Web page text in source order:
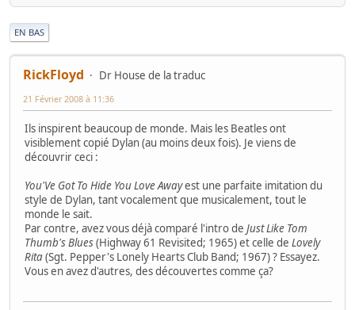
EN BAS
RickFloyd Dr House de la traduc
21 Février 2008 à 11:36
Ils inspirent beaucoup de monde. Mais les Beatles ont
visiblement copié Dylan (au moins deux fois). Je viens de
découvrir ceci :
You'Ve Got To Hide You Love Awayest une parfaite imitation du
style de Dylan, tant vocalement que musicalement, tout le
monde le sait.
Par contre, avez vous déjà comparé l'intro de Just Like Tom
Thumb's Blues(Highway 61 Revisited; 1965) et celle de Lovely
Rita(Sgt. Pepper's Lonely Hearts Club Band; 1967) ? Essayez.
Vous en avez d'autres, des découvertes comme ça?